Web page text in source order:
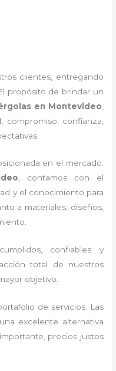
clientes, entregando
propósito de brindar un
en Montevideo
compromiso, confianza,
en el mercado.
, contamos con el
y el conocimiento para
a materiales, diseños,
confiables y
total de nuestros
objetivo.
de servicios. Las
una excelente alternativa
precios justos